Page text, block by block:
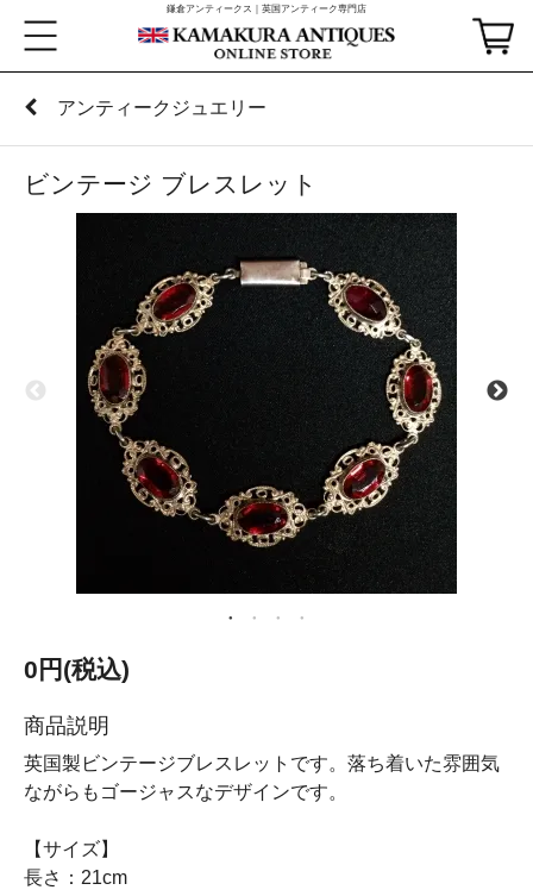
鎌倉アンティークス｜英国アンティーク専門店
アンティークジュエリー
ビンテージ ブレスレット
0円(税込)
商品説明
英国製ビンテージブレスレットです。落ち着いた雰囲気
ながらもゴージャスなデザインです。
【サイズ】
長さ：21cm